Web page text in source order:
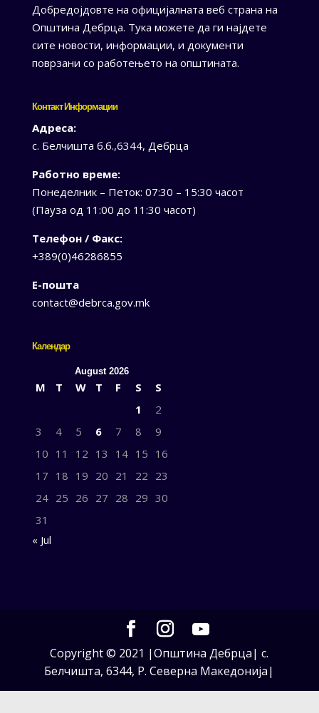
Добредојдовте на официјалната веб страна на
Општина Дебрца. Тука можете да ги најдете
сите новости, информации, и документи
поврзани со работењето на општината.
Контакт Информации
Адреса:
с. Белчишта б.б.,6344, Дебрца
Работно време:
Понеделник – Петок: 07:30 – 15:30 часот
(Пауза од 11:00 до 11:30 часот)
Телефон / Факс:
+389(0)46286855
Е-пошта
contact@debrca.gov.mk
Календар
August 2026
M T W T F S
S
1
2
3
4 5 6 7 8
9
10 11 12 13 14 15 16
17 18 19 20 21 22 23
24 25 26 27 28 29 30
31
« Jul
Copyright © 2021 |Општина Дебрца| с.
Белчишта, 6344, Р. Северна Македонија|